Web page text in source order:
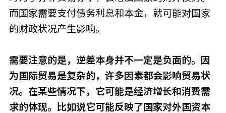
而国家需要支付债务利息和本金，就可能对国家
的财政状况产生影响。
需要注意的是，逆差本身并不一定是负面的。因
为国际贸易是复杂的，许多因素都会影响贸易状
况。在某些情况下，它可能是经济增长和消费需
求的体现。比如说它可能反映了国家对外国资本